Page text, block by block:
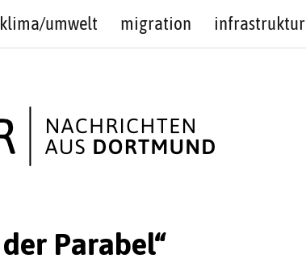
klima/umwelt migration infrastruktur
Parabel“